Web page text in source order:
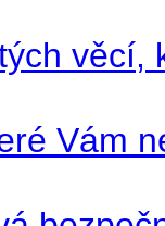
věcí,
Vám